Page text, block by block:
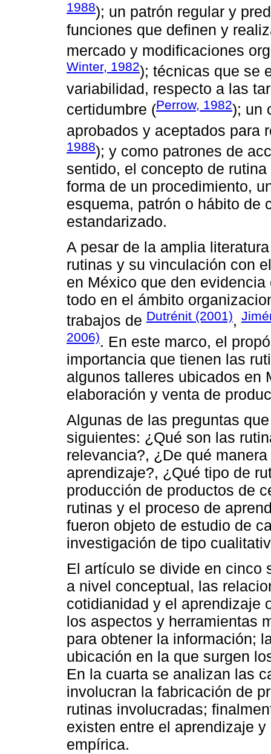
1988); un patrón regular y
funciones que definen y
mercado y modificaciones
Winter, 1982); técnicas que se
variabilidad, respecto a las
certidumbre (Perrow, 1982); un
aprobados y aceptados para
1988); y como patrones de
sentido, el concepto de
forma de un procedimiento,
esquema, patrón o hábito de
estandarizado.
A pesar de la amplia
rutinas y su vinculación con
en México que den
todo en el ámbito
trabajos de Dutrénit (2001),
2006). En este marco, el
importancia que tienen las
algunos talleres ubicados en
elaboración y venta de
Algunas de las preguntas
siguientes: ¿Qué son las
relevancia?, ¿De qué
aprendizaje?, ¿Qué tipo de
producción de productos de
rutinas y el proceso de
fueron objeto de estudio de
investigación de tipo
El artículo se divide en cinco
a nivel conceptual, las
cotidianidad y el aprendizaje
los aspectos y herramientas
para obtener la información;
ubicación en la que surgen
En la cuarta se analizan las
involucran la fabricación de
rutinas involucradas;
existen entre el aprendizaje
empírica.